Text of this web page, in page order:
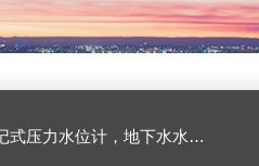
力水位计，地下水水位计